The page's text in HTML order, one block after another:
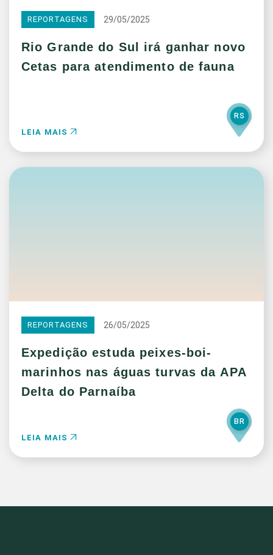
REPORTAGENS 29/05/2025
Rio Grande do Sul irá ganhar novo
Cetas para atendimento de fauna
LEIA MAIS
RS
REPORTAGENS 26/05/2025
Expedição estuda peixes-boi-
marinhos nas águas turvas da APA
Delta do Parnaíba
LEIA MAIS
BR